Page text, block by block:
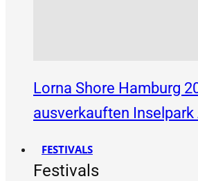
Lorna Shore Hamburg
ausverkauften Inselpark
FESTIVALS
Festivals